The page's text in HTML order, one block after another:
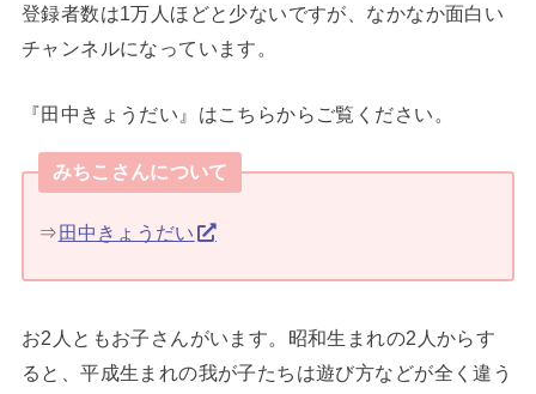
登録者数は1万人ほどと少ないですが、なかなか面白い
チャンネルになっています。
『田中きょうだい』はこちらからご覧ください。
みちこさんについて
⇒田中きょうだい
お2人ともお子さんがいます。昭和生まれの2人からす
ると、平成生まれの我が子たちは遊び方などが全く違う